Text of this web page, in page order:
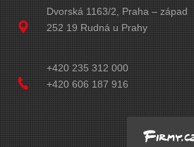
Dvorská 1163/2, Praha – západ
252 19 Rudná u Prahy
+420 235 312 000
+420 606 187 916